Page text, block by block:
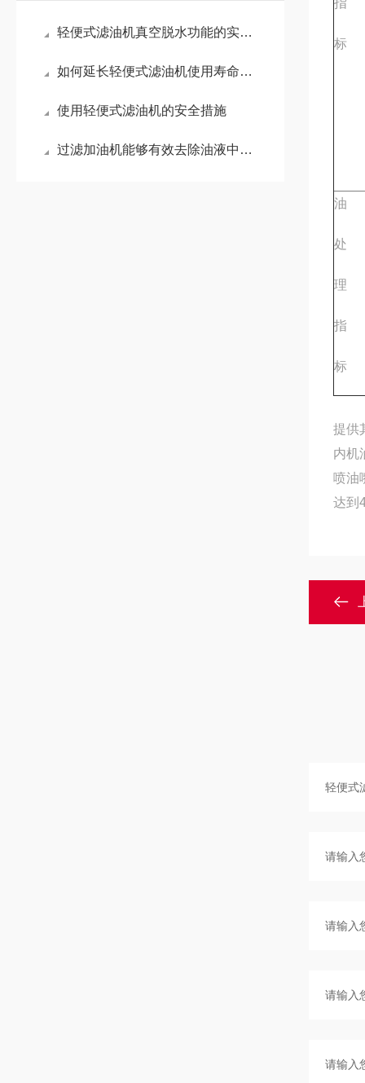
轻便式滤油机真空脱水功能的实际效能测试与常见故障排除
如何延长轻便式滤油机使用寿命？5个关键保养步骤
使用轻便式滤油机的安全措施
过滤加油机能够有效去除油液中的杂质和水分
指
标
油
处
理
指
标
提供
内机
喷油
达到